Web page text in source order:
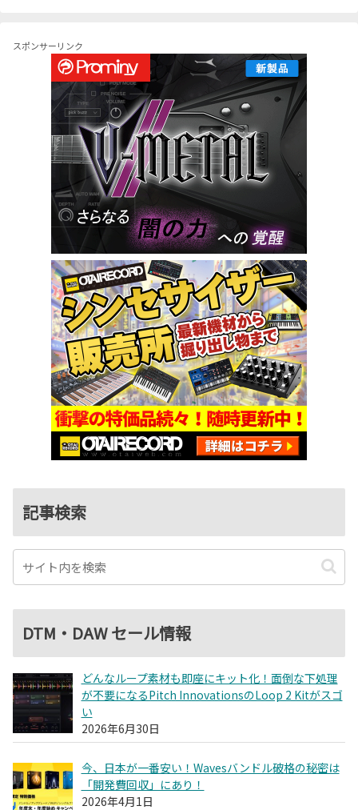
スポンサーリンク
記事検索
DTM・DAW セール情報
どんなループ素材も即座にキット化！面倒な下処理
が不要になるPitch InnovationsのLoop 2 Kitがスゴ
い
2026年6月30日
今、日本が一番安い！Wavesバンドル破格の秘密は
「開発費回収」にあり！
2026年4月1日